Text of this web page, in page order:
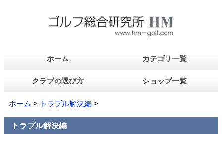
ホーム カテゴリ一覧
クラブの選び方 ショップ一覧
ホーム > トラブル解決編 >
トラブル解決編